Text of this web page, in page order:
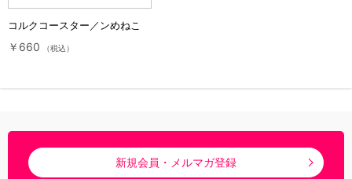
コルクコースター／ンめねこ
￥660 （税込）
新規会員・メルマガ登録